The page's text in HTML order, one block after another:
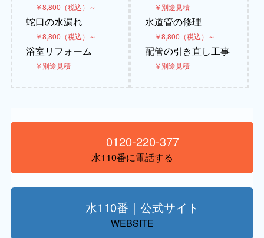
￥8,800（税込）～
蛇口の水漏れ
￥8,800（税込）～
浴室リフォーム
￥別途見積
￥別途見積
水道管の修理
￥8,800（税込）～
配管の引き直し工事
￥別途見積
0120-220-377
水110番に電話する
水110番｜公式サイト
WEBSITE